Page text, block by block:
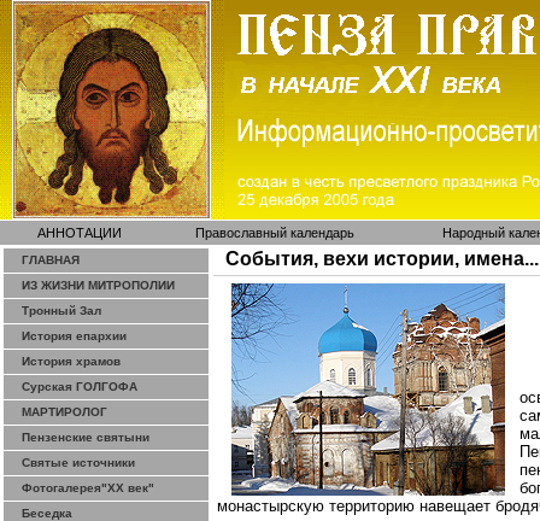
АННОТАЦИИ Православный календарь Народный
ГЛАВНАЯ
ИЗ ЖИЗНИ МИТРОПОЛИИ
Тронный Зал
История епархии
История храмов
Сурская ГОЛГОФА
МАРТИРОЛОГ
Пензенские святыни
Святые источники
Фотогалерея"ХХ век"
Беседка
События, вехи истории, имена...
монастырскую территорию навещает